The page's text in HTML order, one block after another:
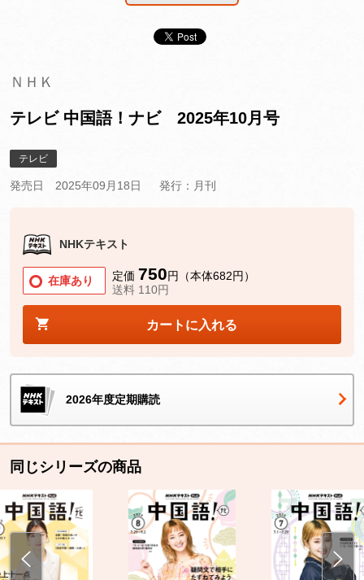
ＮＨＫ
テレビ 中国語！ナビ 2025年10月号
テレビ
発売日 2025年09月18日 発行：月刊
NHKテキスト
在庫あり 定価 750円（本体682円）
送料 110円
カートに入れる
2026年度定期購読
同じシリーズの商品